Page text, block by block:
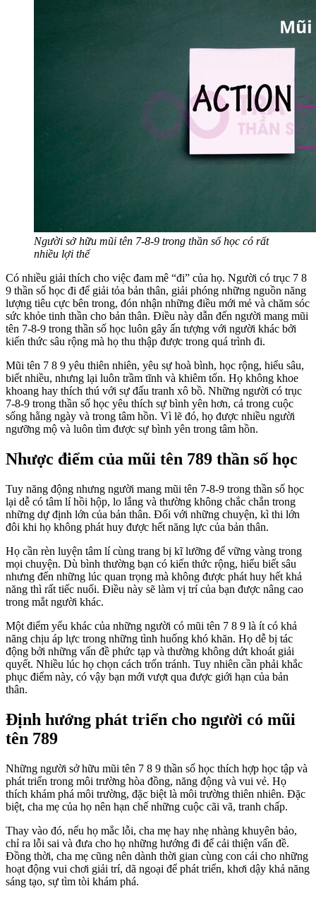
Người sở hữu mũi tên 7-8-9 trong thần số học có rất
nhiều lợi thế
Có nhiều giải thích cho việc đam mê “đi” của họ. Người có trục 7 8
9 thần số học đi để giải tỏa bản thân, giải phóng những nguồn năng
lượng tiêu cực bên trong, đón nhận những điều mới mẻ và chăm sóc
sức khỏe tinh thần cho bản thân. Điều này dẫn đến người mang mũi
tên 7-8-9 trong thần số học luôn gây ấn tượng với người khác bởi
kiến thức sâu rộng mà họ thu thập được trong quá trình đi.
Mũi tên 7 8 9 yêu thiên nhiên, yêu sự hoà bình, học rộng, hiểu sâu,
biết nhiều, nhưng lại luôn trầm tĩnh và khiêm tốn. Họ không khoe
khoang hay thích thú với sự đấu tranh xô bồ. Những người có trục
7-8-9 trong thần số học yêu thích sự bình yên hơn, cả trong cuộc
sống hằng ngày và trong tâm hồn. Vì lẽ đó, họ được nhiều người
ngưỡng mộ và luôn tìm được sự bình yên trong tâm hồn.
Nhược điểm của mũi tên 789 thần số học
Tuy năng động nhưng người mang mũi tên 7-8-9 trong thần số học
lại dễ có tâm lí hồi hộp, lo lắng và thường không chắc chắn trong
những dự định lớn của bản thân. Đối với những chuyện, kì thi lớn
đôi khi họ không phát huy được hết năng lực của bản thân.
Họ cần rèn luyện tâm lí cùng trang bị kĩ lưỡng để vững vàng trong
mọi chuyện. Dù bình thường bạn có kiến thức rộng, hiểu biết sâu
nhưng đến những lúc quan trọng mà không được phát huy hết khả
năng thì rất tiếc nuối. Điều này sẽ làm vị trí của bạn được nâng cao
trong mắt người khác.
Một điểm yếu khác của những người có mũi tên 7 8 9 là ít có khả
năng chịu áp lực trong những tình huống khó khăn. Họ dễ bị tác
động bởi những vấn đề phức tạp và thường không dứt khoát giải
quyết. Nhiều lúc họ chọn cách trốn tránh. Tuy nhiên cần phải khắc
phục điểm này, có vậy bạn mới vượt qua được giới hạn của bản
thân.
Định hướng phát triển cho người có mũi
tên 789
Những người sở hữu mũi tên 7 8 9 thần số học thích hợp học tập và
phát triển trong môi trường hòa đồng, năng động và vui vẻ. Họ
thích khám phá môi trường, đặc biệt là môi trường thiên nhiên. Đặc
biệt, cha mẹ của họ nên hạn chế những cuộc cãi vã, tranh chấp.
Thay vào đó, nếu họ mắc lỗi, cha mẹ hay nhẹ nhàng khuyên bảo,
chỉ ra lỗi sai và đưa cho họ những hướng đi để cải thiện vấn đề.
Đồng thời, cha mẹ cũng nên dành thời gian cùng con cái cho những
hoạt động vui chơi giải trí, dã ngoại để phát triển, khơi dậy khả năng
sáng tạo, sự tìm tòi khám phá.